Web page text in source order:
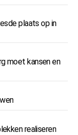
plaats op in
moet kansen en
realiseren